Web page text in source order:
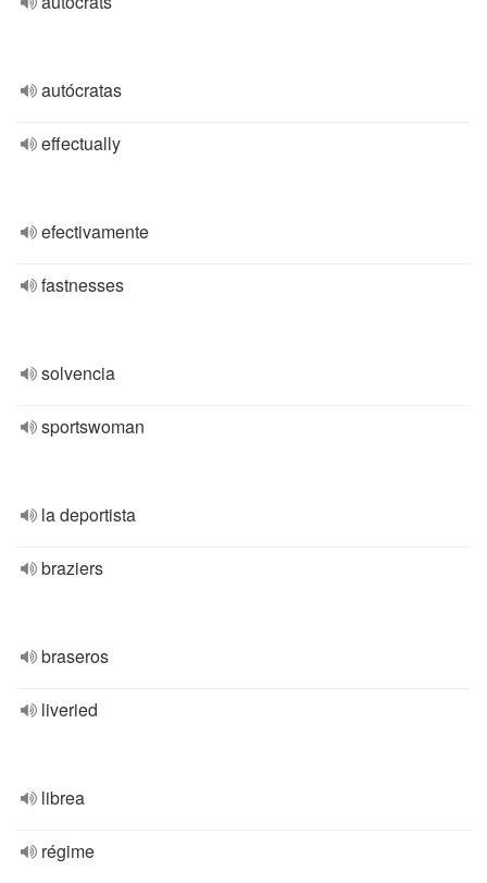
autócratas
effectually
efectivamente
fastnesses
solvencia
sportswoman
la deportista
braziers
braseros
liveried
librea
régime